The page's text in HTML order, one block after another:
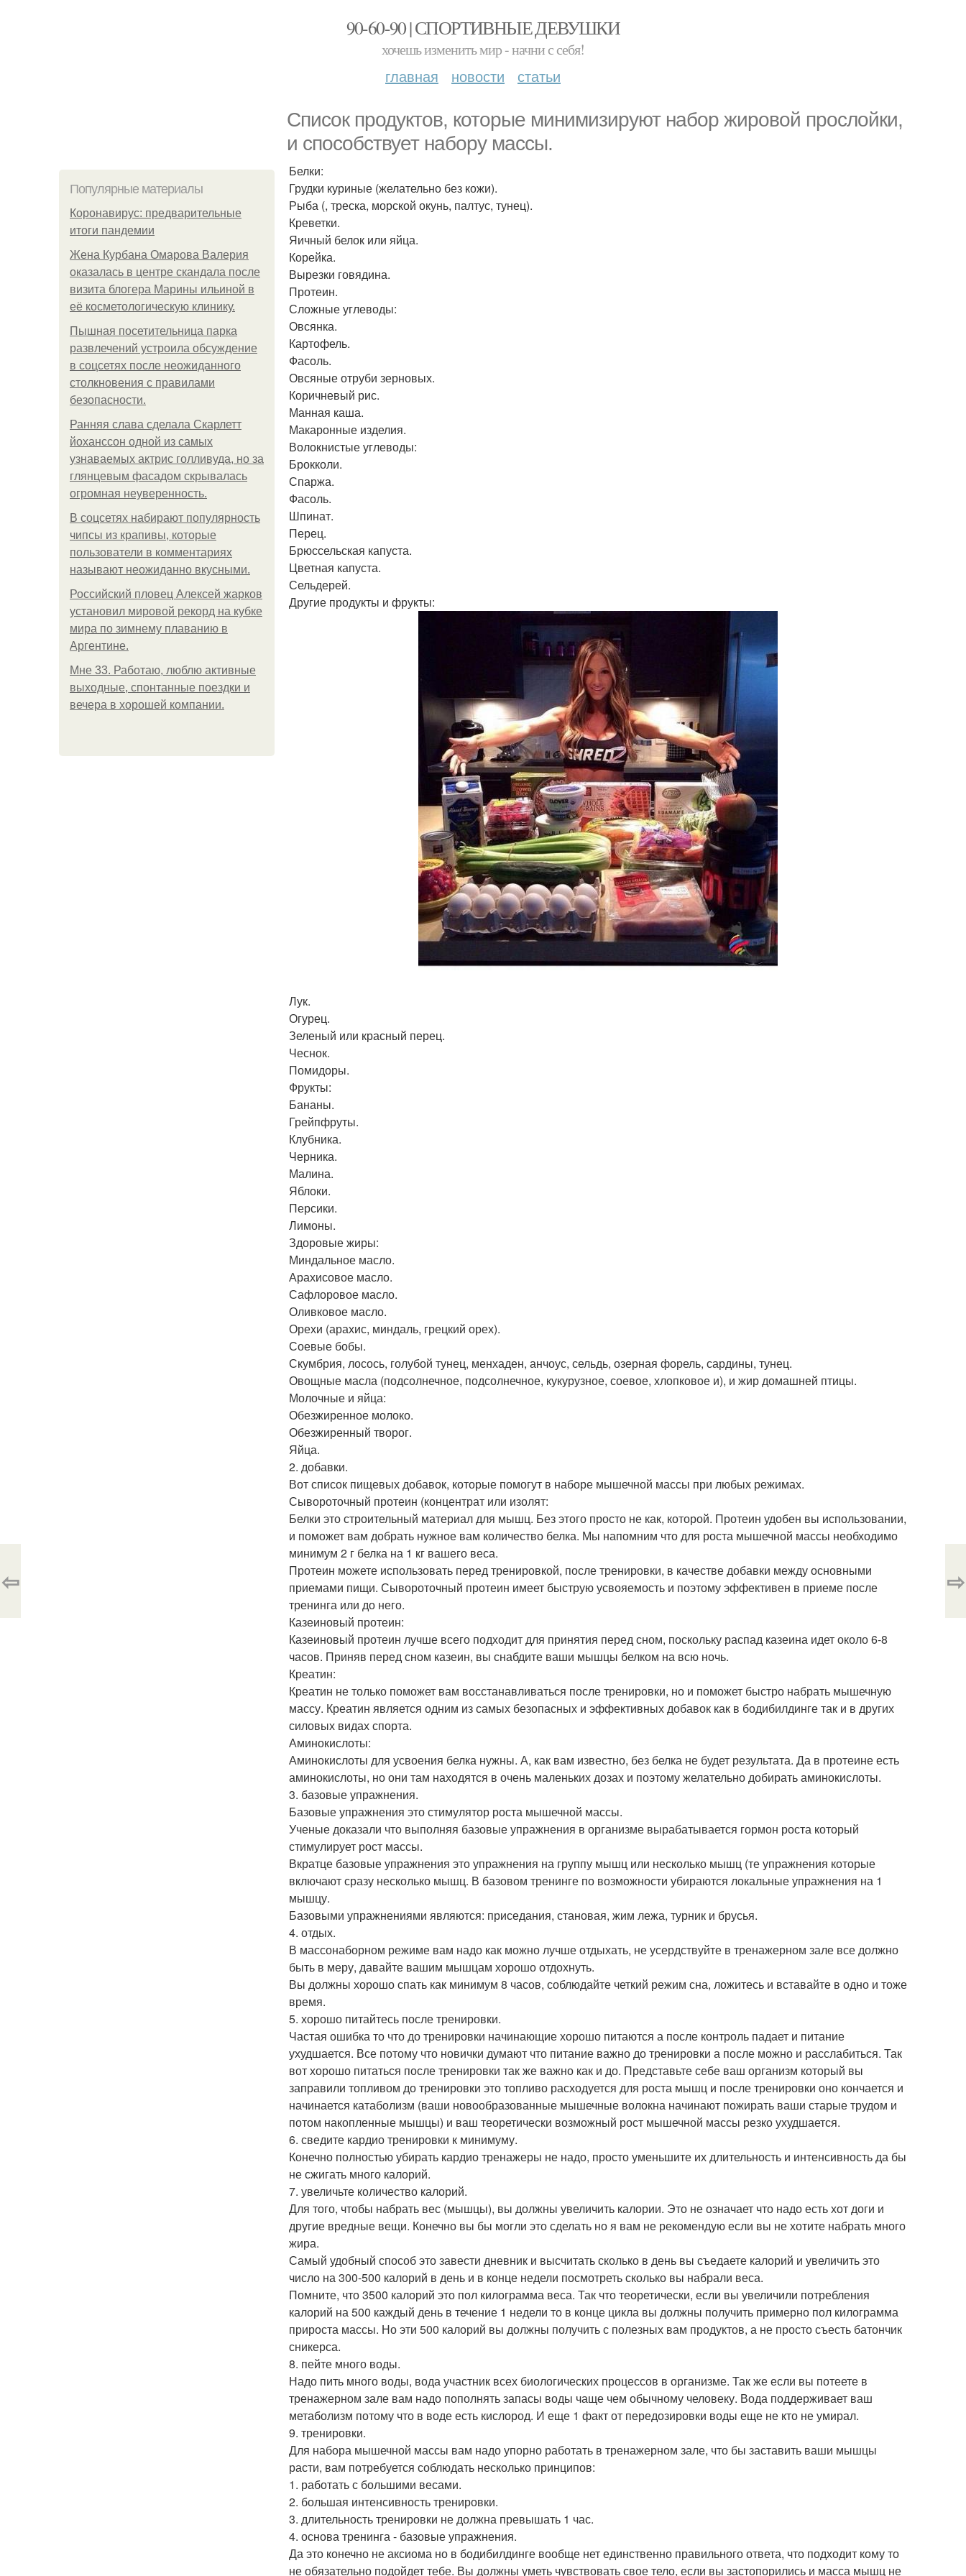
90-60-90 | СПОРТИВНЫЕ ДЕВУШКИ
хочешь изменить мир - начни с себя!
главная новости статьи
Список продуктов, которые минимизируют набор жировой прослойки,
и способствует набору массы.
Популярные материалы
Коронавирус: предварительные
итоги пандемии
Жена Курбана Омарова Валерия
оказалась в центре скандала после
визита блогера Марины ильиной в
её косметологическую клинику.
Пышная посетительница парка
развлечений устроила обсуждение
в соцсетях после неожиданного
столкновения с правилами
безопасности.
Ранняя слава сделала Скарлетт
йоханссон одной из самых
узнаваемых актрис голливуда, но за
глянцевым фасадом скрывалась
огромная неуверенность.
В соцсетях набирают популярность
чипсы из крапивы, которые
пользователи в комментариях
называют неожиданно вкусными.
Российский пловец Алексей жарков
установил мировой рекорд на кубке
мира по зимнему плаванию в
Аргентине.
Мне 33. Работаю, люблю активные
выходные, спонтанные поездки и
вечера в хорошей компании.
Белки:
Грудки куриные (желательно без кожи).
Рыба (, треска, морской окунь, палтус, тунец).
Креветки.
Яичный белок или яйца.
Корейка.
Вырезки говядина.
Протеин.
Сложные углеводы:
Овсянка.
Картофель.
Фасоль.
Овсяные отруби зерновых.
Коричневый рис.
Манная каша.
Макаронные изделия.
Волокнистые углеводы:
Брокколи.
Спаржа.
Фасоль.
Шпинат.
Перец.
Брюссельская капуста.
Цветная капуста.
Сельдерей.
Другие продукты и фрукты:
Лук.
Огурец.
Зеленый или красный перец.
Чеснок.
Помидоры.
Фрукты:
Бананы.
Грейпфруты.
Клубника.
Черника.
Малина.
Яблоки.
Персики.
Лимоны.
Здоровые жиры:
Миндальное масло.
Арахисовое масло.
Сафлоровое масло.
Оливковое масло.
Орехи (арахис, миндаль, грецкий орех).
Соевые бобы.
Скумбрия, лосось, голубой тунец, менхаден, анчоус, сельдь, озерная форель, сардины, тунец.
Овощные масла (подсолнечное, подсолнечное, кукурузное, соевое, хлопковое и), и жир домашней птицы.
Молочные и яйца:
Обезжиренное молоко.
Обезжиренный творог.
Яйца.
2. добавки.
Вот список пищевых добавок, которые помогут в наборе мышечной массы при любых режимах.
Сывороточный протеин (концентрат или изолят:
Белки это строительный материал для мышц. Без этого просто не как, которой. Протеин удобен вы использовании,
и поможет вам добрать нужное вам количество белка. Мы напомним что для роста мышечной массы необходимо
минимум 2 г белка на 1 кг вашего веса.
Протеин можете использовать перед тренировкой, после тренировки, в качестве добавки между основными
приемами пищи. Сывороточный протеин имеет быструю усвояемость и поэтому эффективен в приеме после
тренинга или до него.
Казеиновый протеин:
Казеиновый протеин лучше всего подходит для принятия перед сном, поскольку распад казеина идет около 6-8
часов. Приняв перед сном казеин, вы снабдите ваши мышцы белком на всю ночь.
Креатин:
Креатин не только поможет вам восстанавливаться после тренировки, но и поможет быстро набрать мышечную
массу. Креатин является одним из самых безопасных и эффективных добавок как в бодибилдинге так и в других
силовых видах спорта.
Аминокислоты:
Аминокислоты для усвоения белка нужны. А, как вам известно, без белка не будет результата. Да в протеине есть
аминокислоты, но они там находятся в очень маленьких дозах и поэтому желательно добирать аминокислоты.
3. базовые упражнения.
Базовые упражнения это стимулятор роста мышечной массы.
Ученые доказали что выполняя базовые упражнения в организме вырабатывается гормон роста который
стимулирует рост массы.
Вкратце базовые упражнения это упражнения на группу мышц или несколько мышц (те упражнения которые
включают сразу несколько мышц. В базовом тренинге по возможности убираются локальные упражнения на 1
мышцу.
Базовыми упражнениями являются: приседания, становая, жим лежа, турник и брусья.
4. отдых.
В массонаборном режиме вам надо как можно лучше отдыхать, не усердствуйте в тренажерном зале все должно
быть в меру, давайте вашим мышцам хорошо отдохнуть.
Вы должны хорошо спать как минимум 8 часов, соблюдайте четкий режим сна, ложитесь и вставайте в одно и тоже
время.
5. хорошо питайтесь после тренировки.
Частая ошибка то что до тренировки начинающие хорошо питаются а после контроль падает и питание
ухудшается. Все потому что новички думают что питание важно до тренировки а после можно и расслабиться. Так
вот хорошо питаться после тренировки так же важно как и до. Представьте себе ваш организм который вы
заправили топливом до тренировки это топливо расходуется для роста мышц и после тренировки оно кончается и
начинается катаболизм (ваши новообразованные мышечные волокна начинают пожирать ваши старые трудом и
потом накопленные мышцы) и ваш теоретически возможный рост мышечной массы резко ухудшается.
6. сведите кардио тренировки к минимуму.
Конечно полностью убирать кардио тренажеры не надо, просто уменьшите их длительность и интенсивность да бы
не сжигать много калорий.
7. увеличьте количество калорий.
Для того, чтобы набрать вес (мышцы), вы должны увеличить калории. Это не означает что надо есть хот доги и
другие вредные вещи. Конечно вы бы могли это сделать но я вам не рекомендую если вы не хотите набрать много
жира.
Самый удобный способ это завести дневник и высчитать сколько в день вы съедаете калорий и увеличить это
число на 300-500 калорий в день и в конце недели посмотреть сколько вы набрали веса.
Помните, что 3500 калорий это пол килограмма веса. Так что теоретически, если вы увеличили потребления
калорий на 500 каждый день в течение 1 недели то в конце цикла вы должны получить примерно пол килограмма
прироста массы. Но эти 500 калорий вы должны получить с полезных вам продуктов, а не просто съесть батончик
сникерса.
8. пейте много воды.
Надо пить много воды, вода участник всех биологических процессов в организме. Так же если вы потеете в
тренажерном зале вам надо пополнять запасы воды чаще чем обычному человеку. Вода поддерживает ваш
метаболизм потому что в воде есть кислород. И еще 1 факт от передозировки воды еще не кто не умирал.
9. тренировки.
Для набора мышечной массы вам надо упорно работать в тренажерном зале, что бы заставить ваши мышцы
расти, вам потребуется соблюдать несколько принципов:
1. работать с большими весами.
2. большая интенсивность тренировки.
3. длительность тренировки не должна превышать 1 час.
4. основа тренинга - базовые упражнения.
Да это конечно не аксиома но в бодибилдинге вообще нет единственно правильного ответа, что подходит кому то
не обязательно подойдет тебе. Вы должны уметь чувствовать свое тело, если вы застопорились и масса мышц не
⇦ ⇨